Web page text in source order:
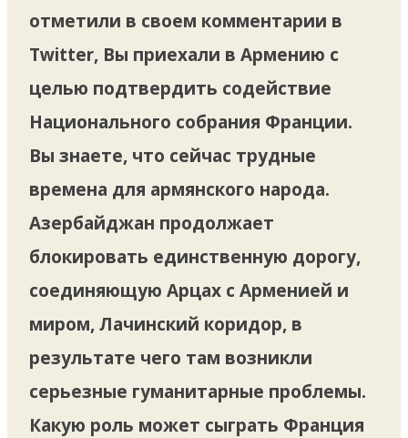
отметили в своем комментарии в
Twitter, Вы приехали в Армению с
целью подтвердить содействие
Национального собрания Франции.
Вы знаете, что сейчас трудные
времена для армянского народа.
Азербайджан продолжает
блокировать единственную дорогу,
соединяющую Арцах с Арменией и
миром, Лачинский коридор, в
результате чего там возникли
серьезные гуманитарные проблемы.
Какую роль может сыграть Франция